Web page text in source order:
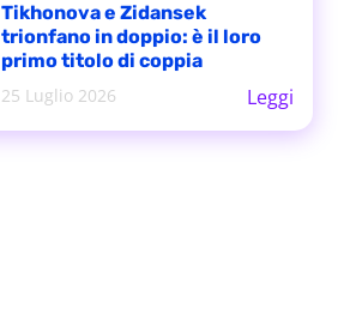
Tikhonova e Zidansek
trionfano in doppio: è il loro
primo titolo di coppia
25 Luglio 2026
Leggi